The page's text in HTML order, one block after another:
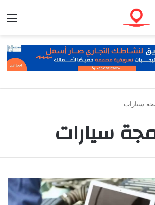
سيارات
سيارات